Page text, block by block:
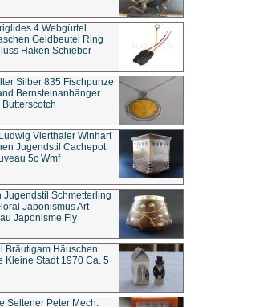
4 Webgürtel
Geldbeutel Ring
Haken Schieber
Silber 835 Fischpunze
Bernsteinanhänger
Vierthaler Winhart
Jugendstil Cachepot
5c Wmf
Jugendstil Schmetterling
Japonismus Art
Japonisme Fly
Bräutigam Häuschen
Kleine Stadt 1970 Ca. 5
Seltener Peter Mech.